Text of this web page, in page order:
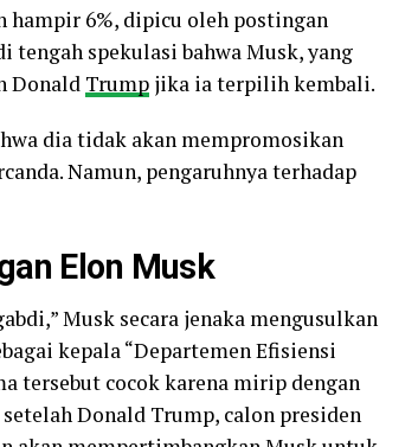
hampir 6%, dipicu oleh postingan
tengah spekulasi bahwa Musk, yang
Donald Trump jika ia terpilih kembali.
dia tidak akan mempromosikan
Namun, pengaruhnya terhadap
Elon Musk
Musk secara jenaka mengusulkan
kepala “Departemen Efisiensi
tersebut cocok karena mirip dengan
Donald Trump, calon presiden